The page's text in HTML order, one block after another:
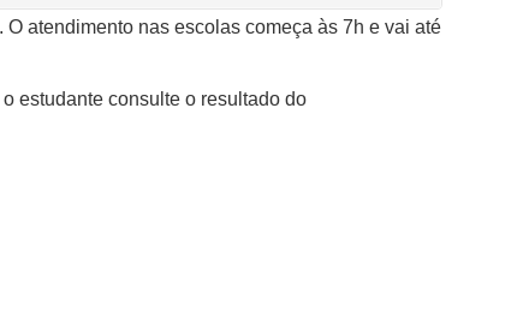
atendimento nas escolas começa às 7h e vai até
estudante consulte o resultado do